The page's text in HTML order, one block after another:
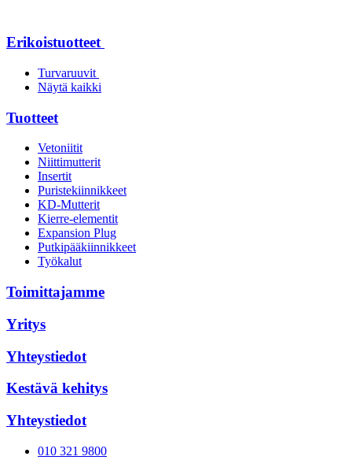
Erikoistuotteet
Turvaruuvit
Näytä kaikki
Tuotteet
Vetoniitit
Niittimutterit
Insertit
Puristekiinnikkeet
KD-Mutterit
Kierre-elementit
Expansion Plug
Putkipääkiinnikkeet
Työkalut
Toimittajamme
Yritys
Yhteystiedot
Kestävä kehitys
Yhteystiedot
010 321 9800